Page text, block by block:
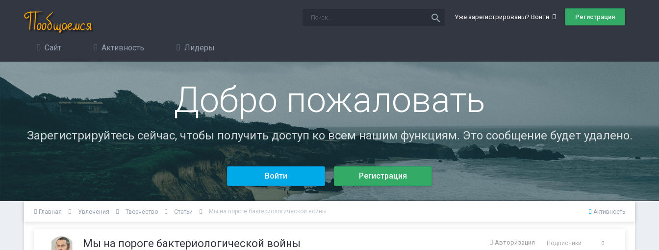
Уже зарегистрированы? Войти Регистрация
search
Сайт Активность Лидеры
Добро пожаловать
Зарегистрируйтесь сейчас, чтобы получить доступ ко всем нашим функциям. Это сообщение будет удалено.
Войти Регистрация
Активность
Главная Увлечения Творчество Статьи Мы на пороге бактериологической войны
Авторизация Подписчики 0
Мы на пороге бактериологической войны